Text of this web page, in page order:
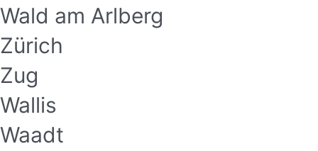
Wald am Arlberg
Zürich
Zug
Wallis
Waadt